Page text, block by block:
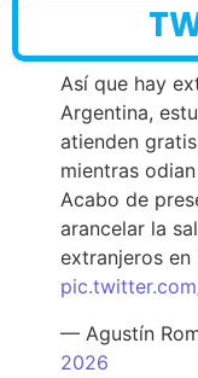
Así que hay
Argentina,
atienden
mientras
Acabo de
arancelar la
extranjeros en
— Agustín
2026